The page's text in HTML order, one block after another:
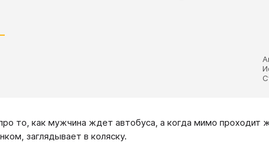
то, как мужчина ждет автобуса, а когда мимо
заглядывает в коляску.